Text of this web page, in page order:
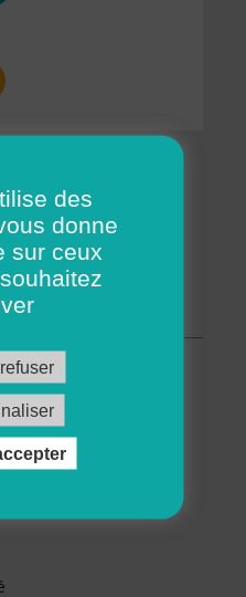
cette association
en situation de
des
donne
sur ceux